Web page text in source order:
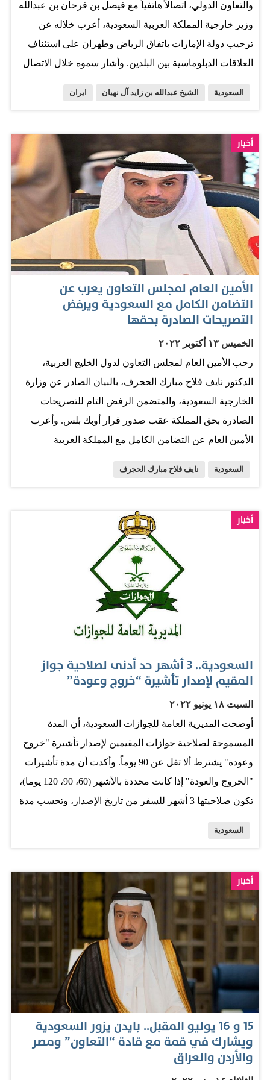
والتعاون الدولي، اتصالاً هاتفياً مع فيصل بن فرحان بن عبدالله
وزير خارجية المملكة العربية السعودية، أعرب خلاله عن
ترحيب دولة الإمارات باتفاق الرياض وطهران على استئناف
العلاقات الدبلوماسية بين البلدين. وأشار سموه خلال الاتصال
الجوار ودعم الحوار الإيجابي والمثمر بين دول المنطقة الذي
يقودها إلى البناء والتنمية ويرسخ التسامح والتعايش السلمي
بين شعوبها. وثمن سموه بشدة دور جمهورية الصين الشعبية
الصديقة في هذه الخطوة، التي قادت إلى استئناف العلاقات
الدبلوماسية بين المملكة العربية السعودية وجمهورية إيران
الإسلامية، مشدداً على عمق العلاقات التاريخية والشراكة
الاستراتيجية الشاملة الإماراتية- الصينية وكذلك العلاقات
المتميزة بين الصين والدول الخليجية كافة. كما أكد سمو
الشيخ عبدالله بن زايد آل نهيان خلال الاتصال الهاتفي، متانة
العلاقات الأخوية والتاريخية المتجذرة بين دولة الإمارات
الشقيقة قيادة وحكومة وشعباً دوام التقدم والازدهار
والاستقرار والرخاء. المصدر: الخليج
السعودية الشيخ عبدالله بن زايد آل نهيان ايران
أخبار
الأمين العام لمجلس التعاون يعرب عن
التضامن الكامل مع السعودية ويرفض
التصريحات الصادرة بحقها
الخميس ١٣ أكتوبر ٢٠٢٢
رحب الأمين العام لمجلس التعاون لدول الخليج العربية،
الدكتور نايف فلاح مبارك الحجرف، بالبيان الصادر عن وزارة
الخارجية السعودية، والمتضمن الرفض التام للتصريحات
الصادرة بحق المملكة عقب صدور قرار أوبك بلس. وأعرب
الأمين العام عن التضامن الكامل مع المملكة العربية
مجال الاحترام المتبادل بين الدول، والالتزام بميثاق الأمم
المتحدة ومبادئ القانون الدولي، وعدم المساس بسيادة
الدول، وحماية الاقتصاد العالمي من تقلبات اسعار الطاقة
وضمان امداداتها وفق سياسة متوازنة تأخذ بالحسبان مصالح
الدول المنتجة و المستهلكة". واستذكر الحجرف الدور
التاريخي للمملكة في المساهمة بمعالجة التحديات الاقتصادية
التي تواجه العالم وفق مبدأ الاحترام المتبادل بين الدول
الإقليمي والدولي، والجهود الكبيرة في مجال مكافحة الإرهاب
والتطرف وتحقيق الازدهار والرخاء والتنمية في المنطقة
والعالم اجمع. وأكد الأمين العام على إيمانه الكامل بأن "مثل
هذه التصريحات لن تتمكن من حجب الحقائق وكذلك لن تثني
المملكة العربية السعودية عن الاستمرار بنهجها المتوازن
والنهوض بواجباتها وإلتزاماتها كركيزة اساسية للأمن
والاستقرار في المنطقة والعالم، ودورها السياسي
والاقتصادي الكبير، ومكانتها الرائدة عربياً واسلامياً وعالمياً".
المصدر: الامارات اليوم
السعودية نايف فلاح مبارك الحجرف
أخبار
السعودية.. 3 أشهر حد أدنى لصلاحية جواز
المقيم لإصدار تأشيرة “خروج وعودة”
السبت ١٨ يونيو ٢٠٢٢
أوضحت المديرية العامة للجوازات السعودية، أن المدة
المسموحة لصلاحية جوازات المقيمين لإصدار تأشيرة "خروج
وعودة" يشترط ألا تقل عن 90 يوماً. وأكدت أن مدة تأشيرات
"الخروج والعودة" إذا كانت محددة بالأشهر (60، 90، 120 يوما)،
تكون صلاحيتها 3 أشهر للسفر من تاريخ الإصدار، وتحسب مدة
200 ريال، وذلك لسفرة واحدة لمدة شهرين كحد أقصى، ويتم
فرض 100 ريال عن كل شهر إضافي وذلك في حدود مدة
سريان الإقامة، أما رسوم إصدار تأشيرة "خروج وعودة
متعددة" فتبلغ 500 ريال لعدة سفرات لمدة ثلاثة أشهر كحد
أقصى، ويتم فرض 200 ريال عن كل شهر إضافي وذلك في
حدود مدة سريان الإقامة. يذكر أنه يلزم لسفر المقيم وجود
تأشيرة سارية المفعول ووثيقة سفر سارية مع الالتزام
بشروط دخول بلد المقصد. المصدر: البيان
السعودية
أخبار
15 و 16 يوليو المقبل.. بايدن يزور السعودية
ويشارك في قمة مع قادة “التعاون” ومصر
والأردن والعراق